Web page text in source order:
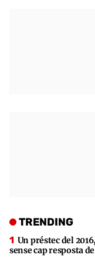
TRENDING
Un préstec del
sense cap resposta